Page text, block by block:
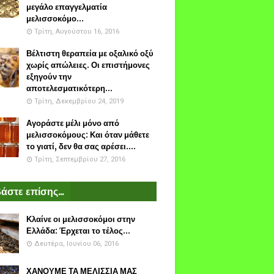
μεγάλο επαγγελματία
μελισσοκόμο...
Τρίτη, Αυγούστου 16, 2016
Βέλτιστη θεραπεία με οξαλικό οξύ
χωρίς απώλειες. Οι επιστήμονες
εξηγούν την
αποτελεσματικότερη...
Τρίτη, Δεκεμβρίου 24, 2019
Αγοράστε μέλι μόνο από
μελισσοκόμους: Και όταν μάθετε
το γιατί, δεν θα σας αρέσει....
Τρίτη, Σεπτεμβρίου 27, 2016
επίσης...
Κλαίνε οι μελισσοκόμοι στην
Ελλάδα: Έρχεται το τέλος...
Δευτέρα, Ιουνίου 06, 2016
ΧΑΝΟΥΜΕ ΤΑ ΜΕΛΙΣΣΙΑ ΜΑΣ